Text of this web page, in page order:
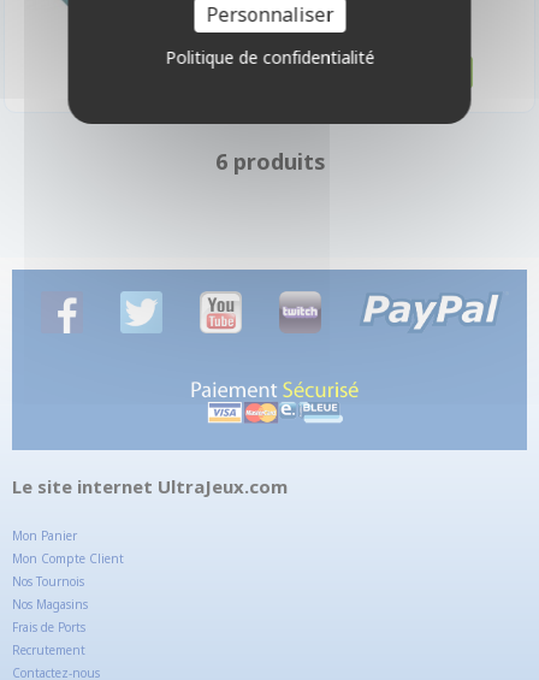
6 produits
Le site internet UltraJeux.com
Mon Panier
Mon Compte Client
Nos Tournois
Nos Magasins
Frais de Ports
Recrutement
Contactez-nous
Personnaliser
Politique de confidentialité